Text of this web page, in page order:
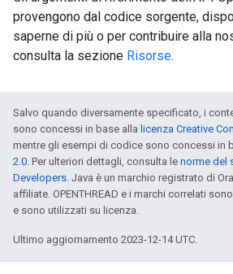
provengono dal codice sorgente,
saperne di più o per contribuire alla
consulta la sezione Risorse.
Salvo quando diversamente specificato, i
sono concessi in base alla licenza Creative
mentre gli esempi di codice sono concessi in
2.0. Per ulteriori dettagli, consulta le norme del
Developers. Java è un marchio registrato di
affiliate. OPENTHREAD e i marchi correlati
e sono utilizzati su licenza.
Ultimo aggiornamento 2023-12-14 UTC.